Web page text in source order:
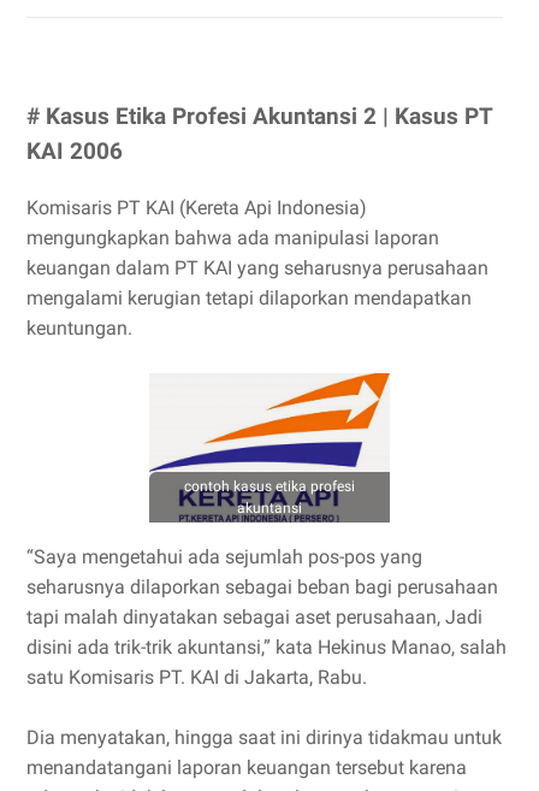
# Kasus Etika Profesi Akuntansi 2 | Kasus PT
KAI 2006
Komisaris PT KAI (Kereta Api Indonesia)
mengungkapkan bahwa ada manipulasi laporan
keuangan dalam PT KAI yang seharusnya perusahaan
mengalami kerugian tetapi dilaporkan mendapatkan
keuntungan.
contoh kasus etika profesi
akuntansi
“Saya mengetahui ada sejumlah pos-pos yang
seharusnya dilaporkan sebagai beban bagi perusahaan
tapi malah dinyatakan sebagai aset perusahaan, Jadi
disini ada trik-trik akuntansi,” kata Hekinus Manao, salah
satu Komisaris PT. KAI di Jakarta, Rabu.
Dia menyatakan, hingga saat ini dirinya tidakmau untuk
menandatangani laporan keuangan tersebut karena